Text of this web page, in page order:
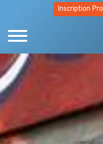
Inscription Pro